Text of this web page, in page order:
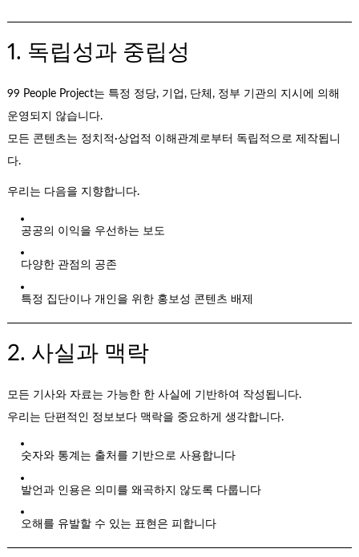
1. 독립성과 중립성
99 People Project는 특정 정당, 기업, 단체, 정부 기관의 지시에 의해
운영되지 않습니다.
모든 콘텐츠는 정치적·상업적 이해관계로부터 독립적으로 제작됩니
다.
우리는 다음을 지향합니다.
공공의 이익을 우선하는 보도
다양한 관점의 공존
특정 집단이나 개인을 위한 홍보성 콘텐츠 배제
2. 사실과 맥락
모든 기사와 자료는 가능한 한 사실에 기반하여 작성됩니다.
우리는 단편적인 정보보다 맥락을 중요하게 생각합니다.
숫자와 통계는 출처를 기반으로 사용합니다
발언과 인용은 의미를 왜곡하지 않도록 다룹니다
오해를 유발할 수 있는 표현은 피합니다